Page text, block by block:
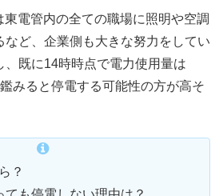
東電管内の全ての職場に照明や空調
など、企業側も大きな努力をしてい
、既に14時時点で電力使用量は
みると停電する可能性の方が高そ
？